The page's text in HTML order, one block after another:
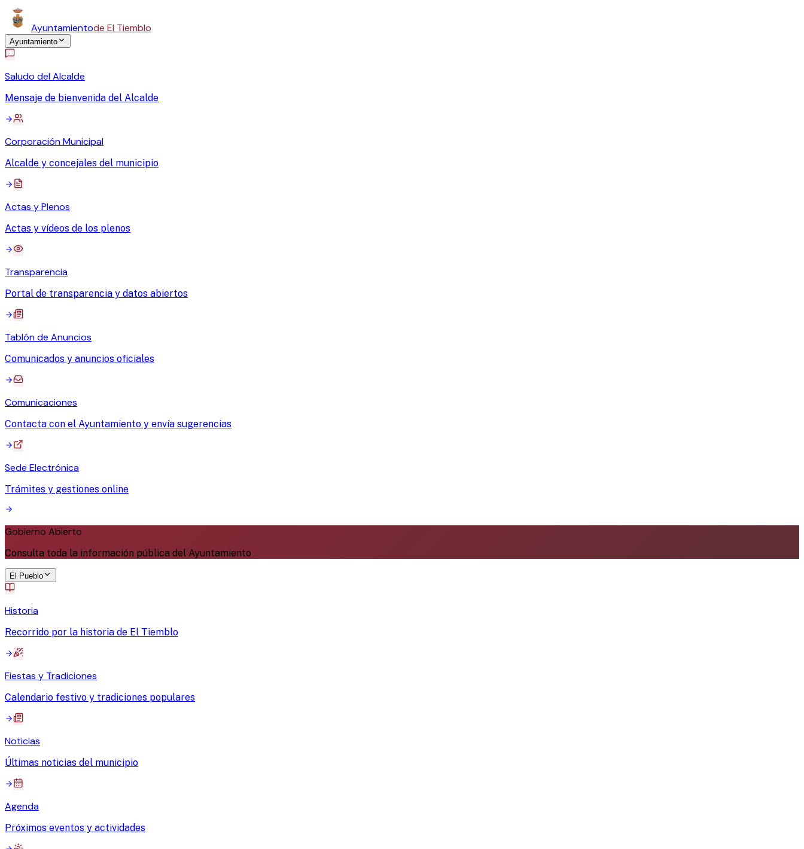
Ayuntamientode El Tiemblo
Ayuntamiento
Saludo del Alcalde
Mensaje de bienvenida del Alcalde
Corporación Municipal
Alcalde y concejales del municipio
Actas y Plenos
Actas y vídeos de los plenos
Transparencia
Portal de transparencia y datos abiertos
Tablón de Anuncios
Comunicados y anuncios oficiales
Comunicaciones
Contacta con el Ayuntamiento y envía sugerencias
Sede Electrónica
Trámites y gestiones online
Gobierno Abierto
Consulta toda la información pública del Ayuntamiento
El Pueblo
Historia
Recorrido por la historia de El Tiemblo
Fiestas y Tradiciones
Calendario festivo y tradiciones populares
Noticias
Últimas noticias del municipio
Agenda
Próximos eventos y actividades